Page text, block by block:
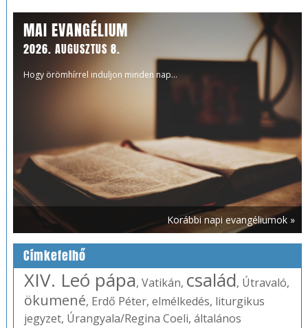
MAI EVANGÉLIUM
2026. AUGUSZTUS 8.
Hogy örömhírrel induljon minden nap...
Korábbi napi evangéliumok »
Címkefelhő
XIV. Leó pápa, Vatikán, család, Útravaló,
ökumené, Erdő Péter, elmélkedés, liturgikus
jegyzet, Úrangyala/Regina Coeli, általános